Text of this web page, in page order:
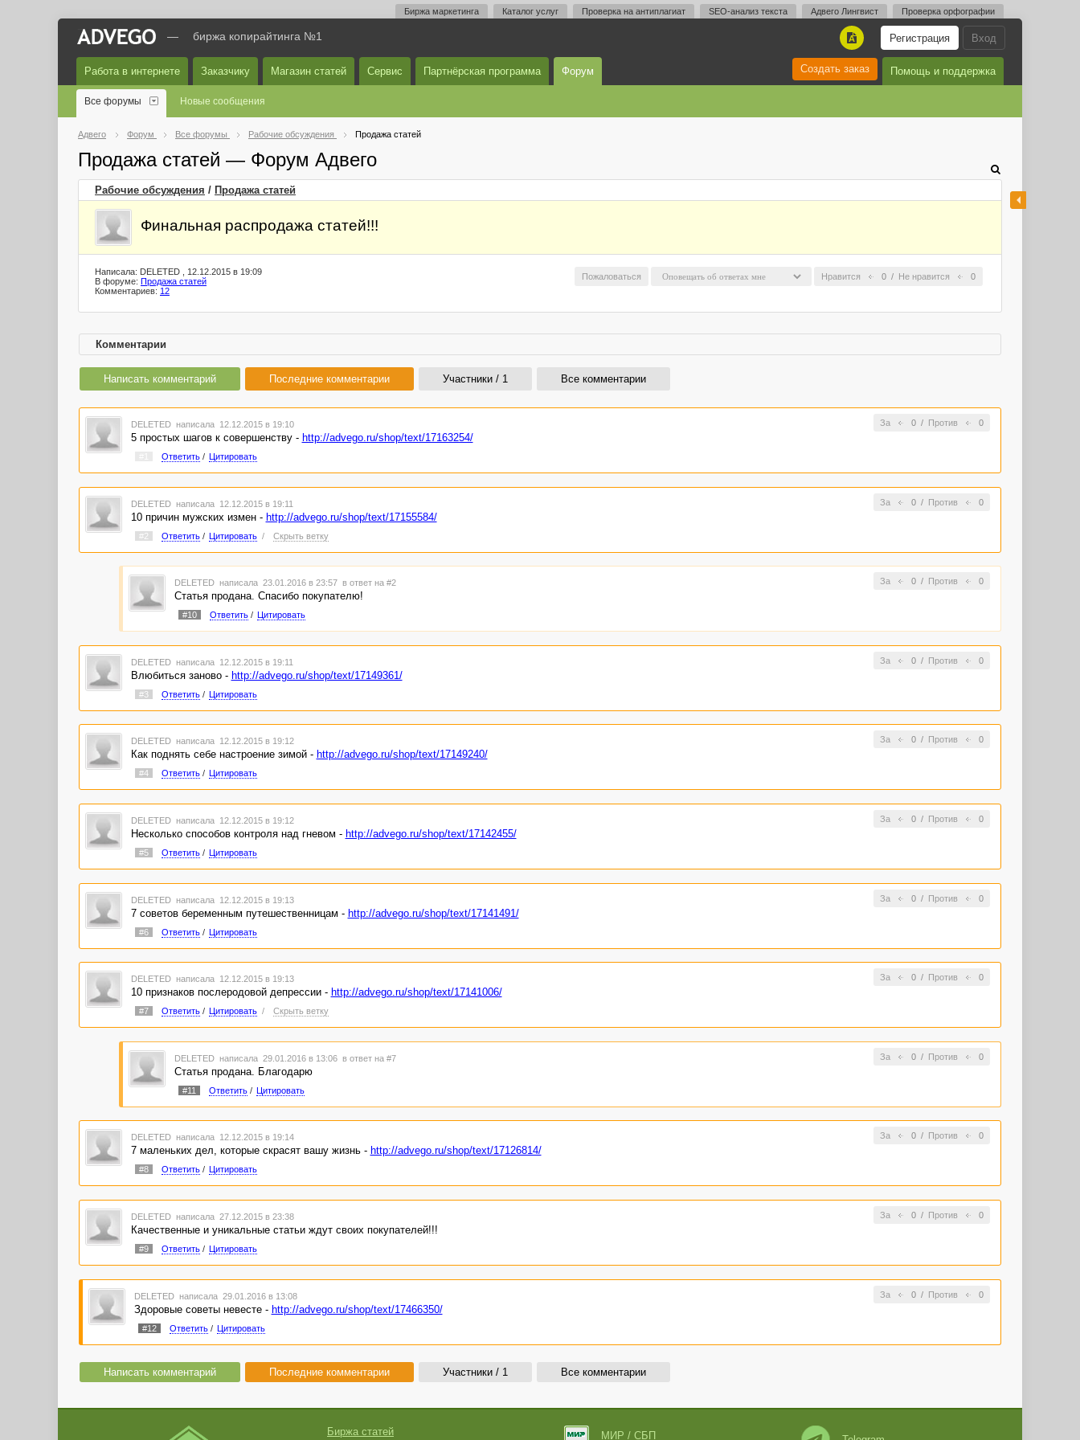
Биржа маркетинга Каталог услуг Проверка на антиплагиат SEO-анализ текста Адвего Лингвист Проверка орфографии
Вход
Регистрация
A
— биржа копирайтинга №1
Работа в интернете Заказчику Магазин статей Сервис Партнёрская программа Форум Помощь и поддержка
Создать заказ
Все форумы Новые сообщения
Адвего Форум Все форумы Рабочие обсуждения Продажа статей
Продажа статей — Форум Адвего
Рабочие обсуждения / Продажа статей
Финальная распродажа статей!!!
Нравится 0 / Не нравится 0
Пожаловаться
Написала: DELETED , 12.12.2015 в 19:09
В форуме: Продажа статей
Комментариев: 12
Комментарии
Написать комментарий Последние комментарии Участники / 1 Все комментарии
За 0/ Против 0
DELETED написала 12.12.2015 в 19:10
5 простых шагов к совершенству - http://advego.ru/shop/text/17163254/
Ответить/ Цитировать
За 0/ Против 0
DELETED написала 12.12.2015 в 19:11
10 причин мужских измен - http://advego.ru/shop/text/17155584/
#2 Ответить/ Цитировать / Скрыть ветку
За 0/ Против 0
DELETED написала 23.01.2016 в 23:57 в ответ на #2
Статья продана. Спасибо покупателю!
#10 Ответить/ Цитировать
За 0/ Против 0
DELETED написала 12.12.2015 в 19:11
Влюбиться заново - http://advego.ru/shop/text/17149361/
#3 Ответить/ Цитировать
За 0/ Против 0
DELETED написала 12.12.2015 в 19:12
Как поднять себе настроение зимой - http://advego.ru/shop/text/17149240/
#4 Ответить/ Цитировать
За 0/ Против 0
DELETED написала 12.12.2015 в 19:12
Несколько способов контроля над гневом - http://advego.ru/shop/text/17142455/
#5 Ответить/ Цитировать
За 0/ Против 0
DELETED написала 12.12.2015 в 19:13
7 советов беременным путешественницам - http://advego.ru/shop/text/17141491/
#6 Ответить/ Цитировать
За 0/ Против 0
DELETED написала 12.12.2015 в 19:13
10 признаков послеродовой депрессии - http://advego.ru/shop/text/17141006/
#7 Ответить/ Цитировать / Скрыть ветку
За 0/ Против 0
DELETED написала 29.01.2016 в 13:06 в ответ на #7
Статья продана. Благодарю
#11 Ответить/ Цитировать
За 0/ Против 0
DELETED написала 12.12.2015 в 19:14
7 маленьких дел, которые скрасят вашу жизнь - http://advego.ru/shop/text/17126814/
#8 Ответить/ Цитировать
За 0/ Против 0
DELETED написала 27.12.2015 в 23:38
Качественные и уникальные статьи ждут своих покупателей!!!
#9 Ответить/ Цитировать
За 0/ Против 0
DELETED написала 29.01.2016 в 13:08
Здоровые советы невесте - http://advego.ru/shop/text/17466350/
#12 Ответить/ Цитировать
Написать комментарий Последние комментарии Участники / 1 Все комментарии
Биржа статей МИР / СБП